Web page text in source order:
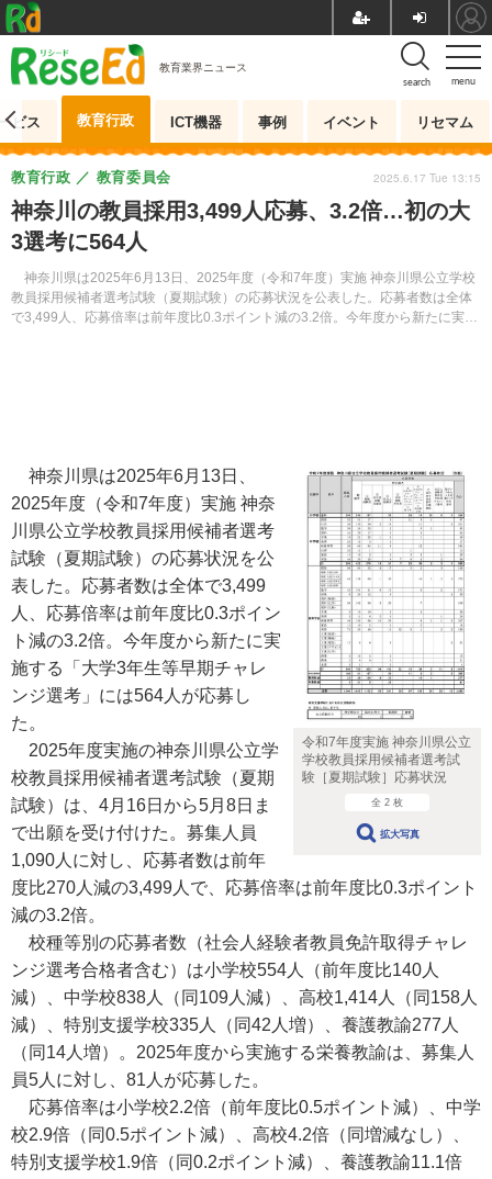
menu
search
教育業界ニュース
ビス 教育行政 ICT機器 事例 イベント リセマム
神奈川の教員採用3,499人応募、3.2倍…初の大
3選考に564人
神奈川県は2025年6月13日、2025年度（令和7年度）実施 神奈川県公立学校
教員採用候補者選考試験（夏期試験）の応募状況を公表した。応募者数は全体
で3,499人、応募倍率は前年度比0.3ポイント減の3.2倍。今年度から新たに実施
教育行政 教育委員会 2025.6.17 Tue 13:15
令和7年度実施 神奈川県公立
学校教員採用候補者選考試
験［夏期試験］応募状況
全 2 枚
拡大写真
神奈川県は2025年6月13日、
2025年度（令和7年度）実施 神奈
川県公立学校教員採用候補者選考
試験（夏期試験）の応募状況を公
表した。応募者数は全体で3,499
人、応募倍率は前年度比0.3ポイン
ト減の3.2倍。今年度から新たに実
施する「大学3年生等早期チャレ
ンジ選考」には564人が応募し
た。
2025年度実施の神奈川県公立学
校教員採用候補者選考試験（夏期
試験）は、4月16日から5月8日ま
で出願を受け付けた。募集人員
1,090人に対し、応募者数は前年
度比270人減の3,499人で、応募倍率は前年度比0.3ポイント
減の3.2倍。
校種等別の応募者数（社会人経験者教員免許取得チャレ
ンジ選考合格者含む）は小学校554人（前年度比140人
減）、中学校838人（同109人減）、高校1,414人（同158人
減）、特別支援学校335人（同42人増）、養護教諭277人
（同14人増）。2025年度から実施する栄養教諭は、募集人
員5人に対し、81人が応募した。
応募倍率は小学校2.2倍（前年度比0.5ポイント減）、中学
校2.9倍（同0.5ポイント減）、高校4.2倍（同増減なし）、
特別支援学校1.9倍（同0.2ポイント減）、養護教諭11.1倍